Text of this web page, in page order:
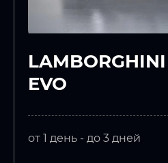
EVO
от 1 день - до 3 дней